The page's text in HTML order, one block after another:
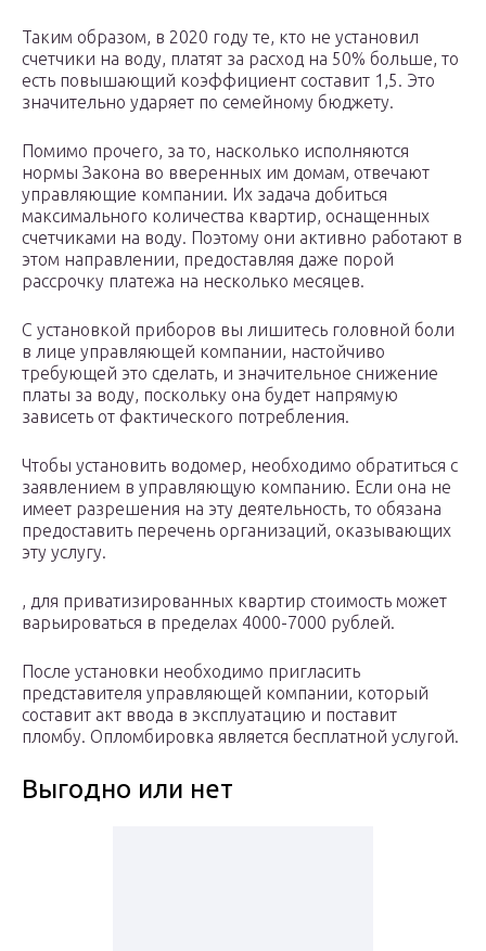
Таким образом, в 2020 году те, кто не установил
счетчики на воду, платят за расход на 50% больше, то
есть повышающий коэффициент составит 1,5. Это
значительно ударяет по семейному бюджету.
Помимо прочего, за то, насколько исполняются
нормы Закона во вверенных им домам, отвечают
управляющие компании. Их задача добиться
максимального количества квартир, оснащенных
счетчиками на воду. Поэтому они активно работают в
этом направлении, предоставляя даже порой
рассрочку платежа на несколько месяцев.
С установкой приборов вы лишитесь головной боли
в лице управляющей компании, настойчиво
требующей это сделать, и значительное снижение
платы за воду, поскольку она будет напрямую
зависеть от фактического потребления.
Чтобы установить водомер, необходимо обратиться с
заявлением в управляющую компанию. Если она не
имеет разрешения на эту деятельность, то обязана
предоставить перечень организаций, оказывающих
эту услугу.
, для приватизированных квартир стоимость может
варьироваться в пределах 4000-7000 рублей.
После установки необходимо пригласить
представителя управляющей компании, который
составит акт ввода в эксплуатацию и поставит
пломбу. Опломбировка является бесплатной услугой.
Выгодно или нет